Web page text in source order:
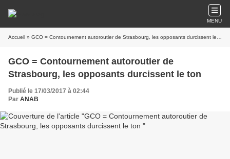
MENU
Accueil » GCO = Contournement autoroutier de Strasbourg, les opposants durcissent le ton
GCO = Contournement autoroutier de
Strasbourg, les opposants durcissent le ton
Publié le 17/03/2017 à 02:44
Par ANAB